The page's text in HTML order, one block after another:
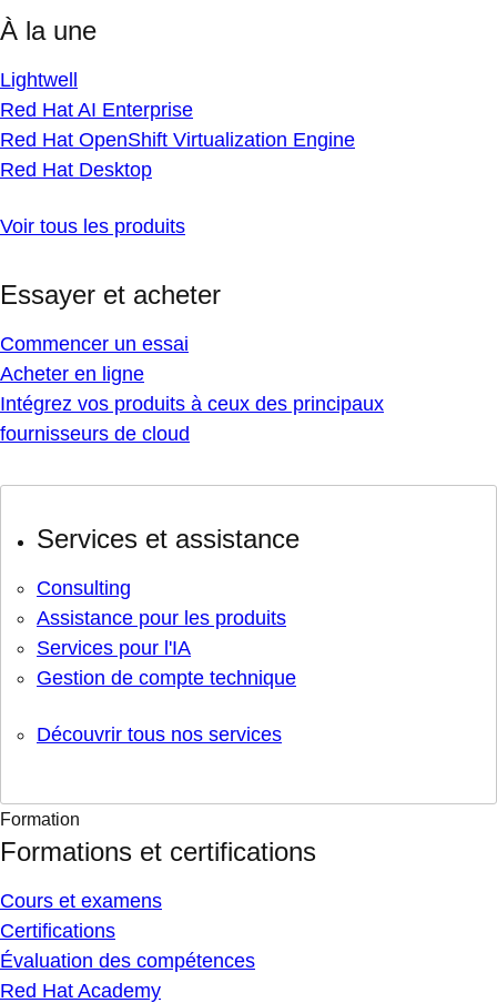
À la une
Lightwell
Red Hat AI Enterprise
Red Hat OpenShift Virtualization Engine
Red Hat Desktop
Voir tous les produits
Essayer et acheter
Commencer un essai
Acheter en ligne
Intégrez vos produits à ceux des principaux
fournisseurs de cloud
Services et assistance
Consulting
Assistance pour les produits
Services pour l'IA
Gestion de compte technique
Découvrir tous nos services
Formation
Formations et certifications
Cours et examens
Certifications
Évaluation des compétences
Red Hat Academy